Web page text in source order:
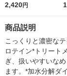
プー つめかえ 400ml
2,420円
商品説明
こっくりと濃密な
ロテイン*トリート
ぎ、扱いやすいな
ます。*加水分解ダ